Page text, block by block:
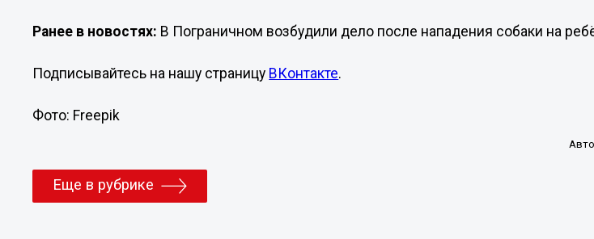
Ранее в новостях: В Пограничном возбудили дело после нападения собаки на
Подписывайтесь на нашу страницу ВКонтакте.
Фото: Freepik
Еще в рубрике